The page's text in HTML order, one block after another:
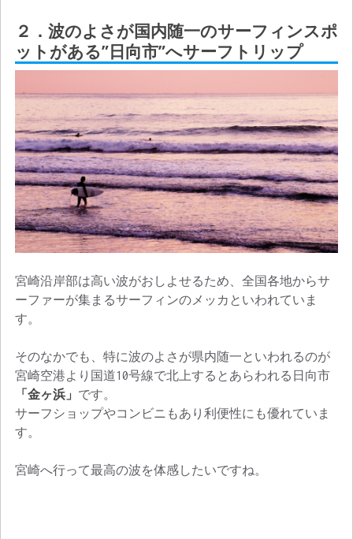
２．波のよさが国内随一のサーフィンスポ
ットがある”日向市”へサーフトリップ
宮崎沿岸部は高い波がおしよせるため、全国各地からサ
ーファーが集まるサーフィンのメッカといわれていま
す。
そのなかでも、特に波のよさが県内随一といわれるのが
宮崎空港より国道10号線で北上するとあらわれる日向市
「金ヶ浜」 です。
サーフショップやコンビニもあり利便性にも優れていま
す。
宮崎へ行って最高の波を体感したいですね。